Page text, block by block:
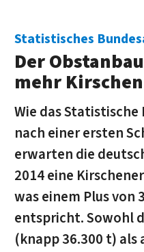
Statistisches
Der
mehr
Wie das
nach einer ersten
erwarten die
2014 eine
was einem Plus von
entspricht. Sowohl
(knapp 36.300 t) als